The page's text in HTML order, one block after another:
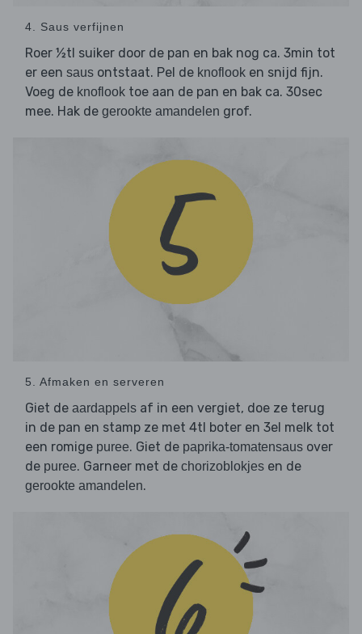
4. Saus verfijnen
Roer ½tl suiker door de pan en bak nog ca. 3min tot
er een saus ontstaat. Pel de knoflook en snijd fijn.
Voeg de knoflook toe aan de pan en bak ca. 30sec
mee. Hak de gerookte amandelen grof.
5. Afmaken en serveren
Giet de aardappels af in een vergiet, doe ze terug
in de pan en stamp ze met 4tl boter en 3el melk tot
een romige puree. Giet de paprika-tomatensaus over
de puree. Garneer met de chorizoblokjes en de
gerookte amandelen.